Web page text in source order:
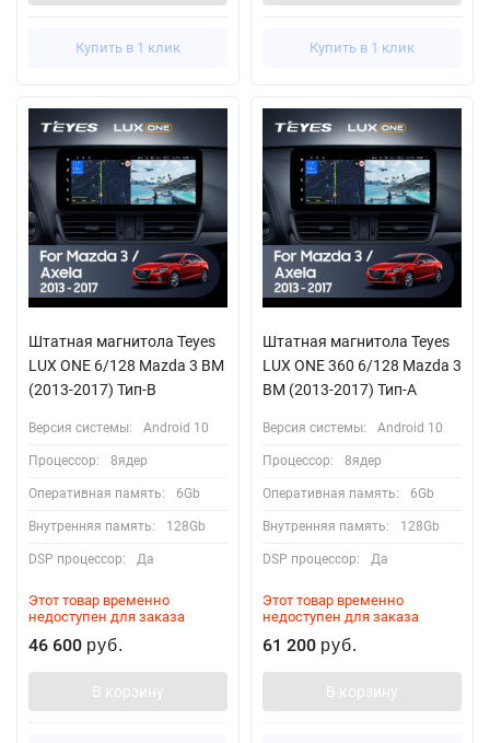
Купить в 1 клик Купить в 1 клик
Штатная магнитола Teyes
LUX ONE 6/128 Mazda 3 BM
(2013-2017) Тип-B
Версия системы: Android 10
Процессор: 8ядер
Оперативная память: 6Gb
Внутренняя память: 128Gb
DSP процессор: Да
Этот товар временно
недоступен для заказа
46 600 руб.
В корзину
Штатная магнитола Teyes
LUX ONE 360 6/128 Mazda 3
BM (2013-2017) Тип-A
Версия системы: Android 10
Процессор: 8ядер
Оперативная память: 6Gb
Внутренняя память: 128Gb
DSP процессор: Да
Этот товар временно
недоступен для заказа
61 200 руб.
В корзину